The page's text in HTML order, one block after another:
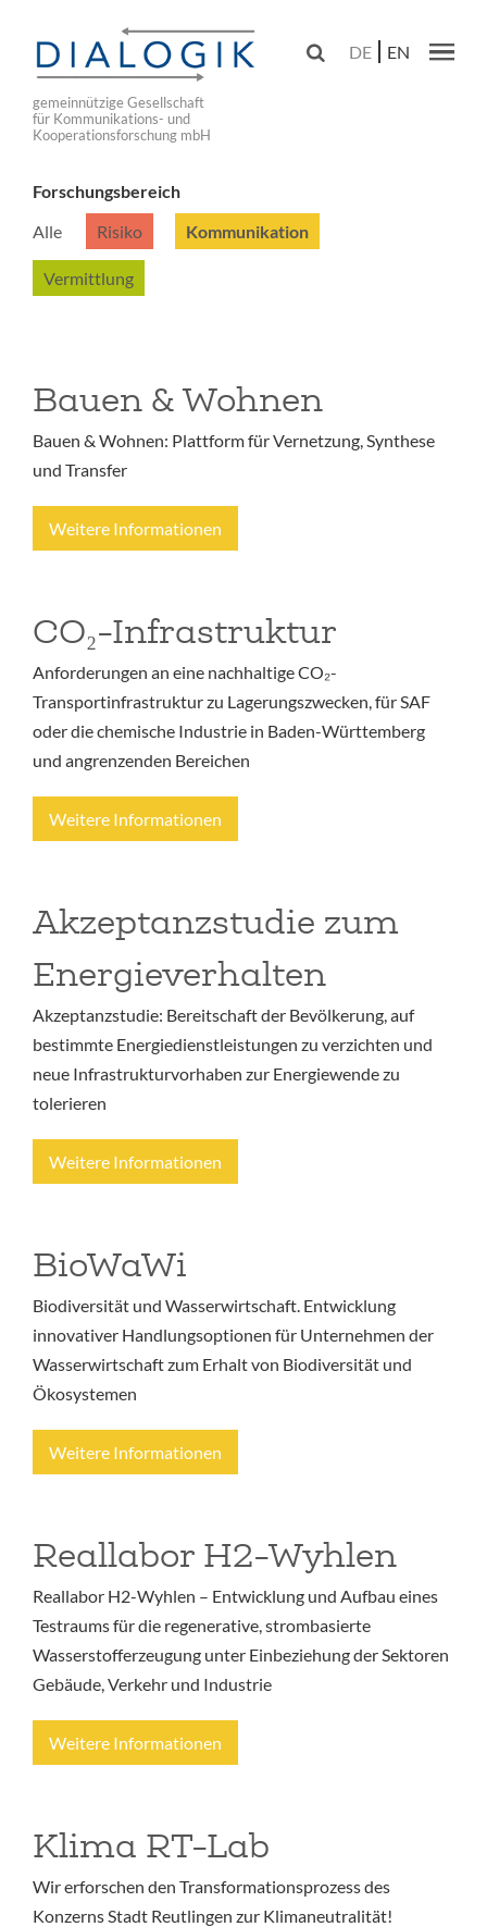
main
navigation
gemeinnützige Gesellschaft
für Kommunikations- und
Kooperationsforschung mbH
 DE EN
Forschungsbereich
Alle
Risiko Kommunikation
Vermittlung
Bauen & Wohnen
Bauen & Wohnen: Plattform für Vernetzung, Synthese
und Transfer
Weitere Informationen
CO₂-Infrastruktur
Anforderungen an eine nachhaltige CO₂-
Transportinfrastruktur zu Lagerungszwecken, für SAF
oder die chemische Industrie in Baden-Württemberg
und angrenzenden Bereichen
Weitere Informationen
Akzeptanzstudie zum
Energieverhalten
Akzeptanzstudie: Bereitschaft der Bevölkerung, auf
bestimmte Energiedienstleistungen zu verzichten und
neue Infrastrukturvorhaben zur Energiewende zu
tolerieren
Weitere Informationen
BioWaWi
Biodiversität und Wasserwirtschaft. Entwicklung
innovativer Handlungsoptionen für Unternehmen der
Wasserwirtschaft zum Erhalt von Biodiversität und
Ökosystemen
Weitere Informationen
Reallabor H2-Wyhlen
Reallabor H2-Wyhlen – Entwicklung und Aufbau eines
Testraums für die regenerative, strombasierte
Wasserstofferzeugung unter Einbeziehung der Sektoren
Gebäude, Verkehr und Industrie
Weitere Informationen
Klima RT-Lab
Wir erforschen den Transformationsprozess des
Konzerns Stadt Reutlingen zur Klimaneutralität!